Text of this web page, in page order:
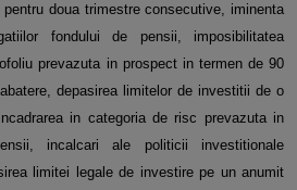
doua trimestre consecutive, iminenta
fondului de pensii, imposibilitatea
prevazuta in prospect in termen de 90
depasirea limitelor de investitii de o
in categoria de risc prevazuta in
incalcari ale politicii investitionale
limitei legale de investire pe un anumit